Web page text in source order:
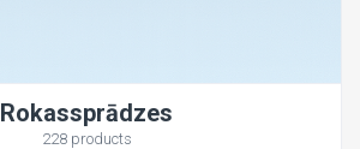
Rokassprādzes
228 products